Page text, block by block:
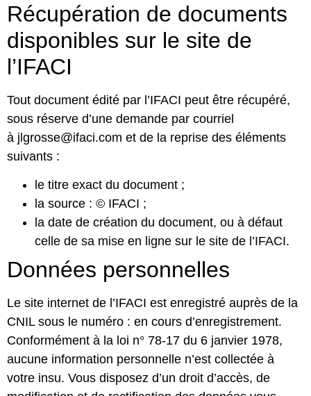
Récupération de documents
disponibles sur le site de
l’IFACI
Tout document édité par l’IFACI peut être récupéré,
sous réserve d’une demande par courriel
à jlgrosse@ifaci.com et de la reprise des éléments
suivants :
le titre exact du document ;
la source : © IFACI ;
la date de création du document, ou à défaut
celle de sa mise en ligne sur le site de l’IFACI.
Données personnelles
Le site internet de l’IFACI est enregistré auprès de la
CNIL sous le numéro : en cours d’enregistrement.
Conformément à la loi n° 78-17 du 6 janvier 1978,
aucune information personnelle n’est collectée à
votre insu. Vous disposez d’un droit d’accès, de